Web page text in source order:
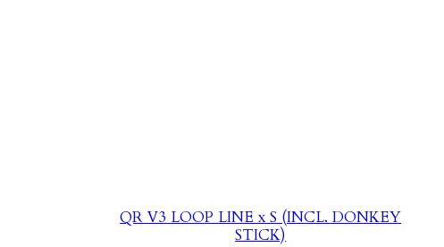
QR V3 LOOP LINE x S (INCL. DONKEY
STICK)